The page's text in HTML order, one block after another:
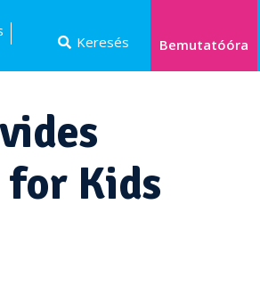
Keresés Bemutatóóra
Kids